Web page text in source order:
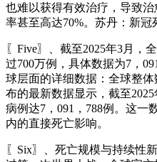
也难以获得有效治疗，导致
率甚至高达70%。苏丹：新冠
〖Five〗、截至2025年3月，
过700万例，具体数据为7，
球层面的详细数据：全球整
布的最新数据显示，截至
病例达7，091，788例。这一
内的直接死亡影响。
〖Six〗、死亡规模与持续性